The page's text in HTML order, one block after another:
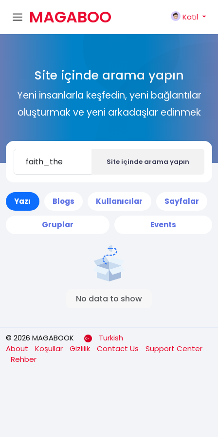
MAGABOO
Katıl
Site içinde arama yapın
Yeni insanlarla keşfedin, yeni bağlantılar
oluşturmak ve yeni arkadaşlar edinmek
Site içinde arama yapın
Yazı Blogs Kullanıcılar Sayfalar
Gruplar Events
No data to show
© 2026 MAGABOOK
Turkish
About
Koşullar Gizlilik Contact Us
Support Center
Rehber